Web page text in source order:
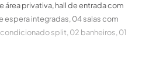
área privativa, hall de entrada com
espera integradas, 04 salas com
split, 02 banheiros, 01